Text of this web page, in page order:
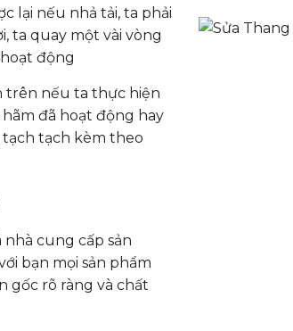
lại nếu nhả tải, ta phải
ta quay một vài vòng
động
trên nếu ta thực hiện
đã hoạt động hay
tạch kèm theo
cung cấp sản
bạn mọi sản phẩm
gốc rõ ràng và chất